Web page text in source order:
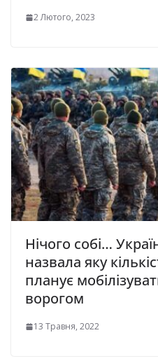
2 Лютого, 2023
Нічого собі…
назвала яку
планує
ворогом
13 Травня, 2022